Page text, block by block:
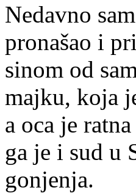
Nedavno
pronašao i
sinom od
majku, koja
a oca je
ga je i sud u
gonjenja.